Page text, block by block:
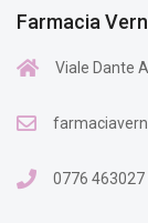
Farmacia
Viale Dante
0776 463027